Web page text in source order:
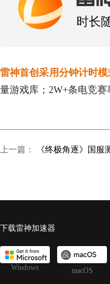
时长
雷神首创采用分钟计时
量游戏库；2W+条电竞
上一篇：
下载雷神加速器
Windows macOS